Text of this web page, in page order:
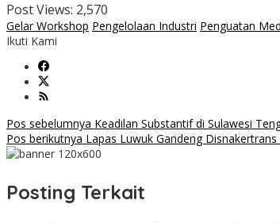
Post Views: 2,570
Gelar Workshop Pengelolaan Industri Penguatan
Ikuti Kami
Navigasi
pos
Pos sebelumnya Keadilan Substantif di Sulawesi
Pos berikutnya Lapas Luwuk Gandeng
Posting Terkait